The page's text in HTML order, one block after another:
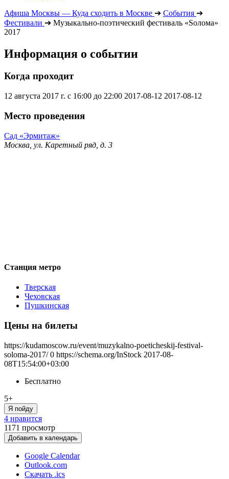
Афиша Москвы — Куда сходить в Москве ➔ События ➔
Фестивали ➔ Музыкально-поэтический фестиваль «Sолома»
2017
Информация о событии
Когда проходит
12 августа 2017 г. с 16:00 до 22:00 2017-08-12 2017-08-12
Место проведения
Сад «Эрмитаж»
Москва, ул. Каретный ряд, д. 3
Станция метро
Тверская
Чеховская
Пушкинская
Цены на билеты
https://kudamoscow.ru/event/muzykalno-poeticheskij-festival-
soloma-2017/ 0 https://schema.org/InStock 2017-08-
08T15:54:00+03:00
Бесплатно
5+
Я пойду
4 нравится
1171 просмотр
Добавить в календарь
Google Calendar
Outlook.com
Скачать .ics